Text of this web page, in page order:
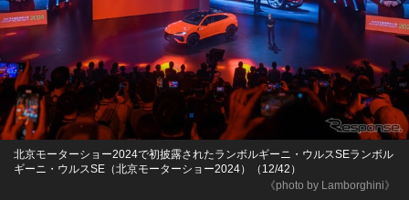
《photo by Lamborghini》
北京モーターショー2024で初披露されたランボルギーニ・ウルスSEランボル
ギーニ・ウルスSE（北京モーターショー2024）（12/42）